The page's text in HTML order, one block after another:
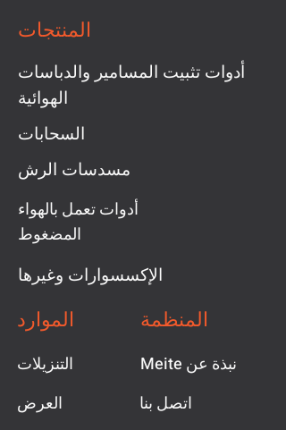
المنتجات
أدوات تثبيت المسامير والدباسات
الهوائية
السحابات
مسدسات الرش
أدوات تعمل بالهواء
المضغوط
الإكسسوارات وغيرها
الموارد
التنزيلات
العرض
المنظمة
Meite نبذة عن
اتصل بنا